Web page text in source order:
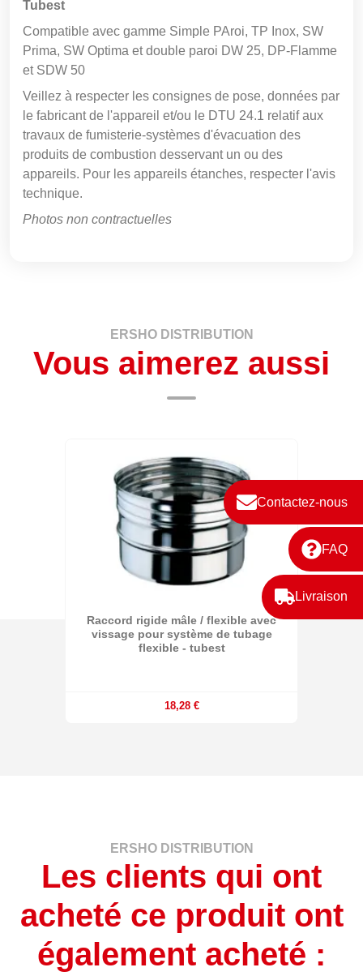
Contactez-nous
FAQ
Livraison
Tubest
Compatible avec gamme Simple PAroi, TP Inox, SW
Prima, SW Optima et double paroi DW 25, DP-Flamme
et SDW 50
Veillez à respecter les consignes de pose, données par
le fabricant de l'appareil et/ou le DTU 24.1 relatif aux
travaux de fumisterie-systèmes d'évacuation des
produits de combustion desservant un ou des
appareils. Pour les appareils étanches, respecter l'avis
technique.
Photos non contractuelles
ERSHO DISTRIBUTION
Vous aimerez aussi
Raccord rigide mâle / flexible avec
vissage pour système de tubage
flexible - tubest
18,28 €
ERSHO DISTRIBUTION
Les clients qui ont
acheté ce produit ont
également acheté :